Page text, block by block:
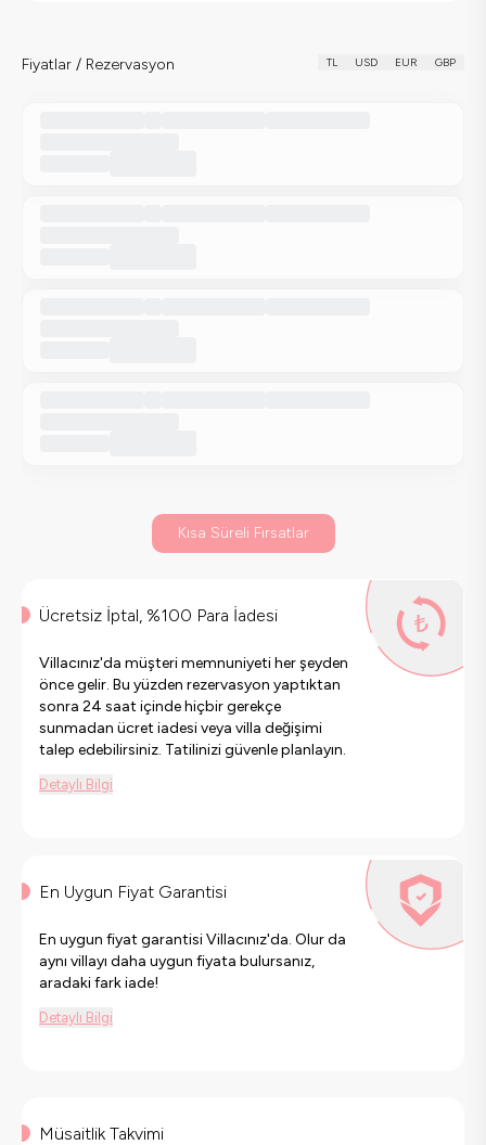
Fiyatlar / Rezervasyon TL USD EUR GBP
Kısa Süreli Fırsatlar
Ücretsiz İptal, %100 Para İadesi
Villacınız'da müşteri memnuniyeti her şeyden
önce gelir. Bu yüzden rezervasyon yaptıktan
sonra 24 saat içinde hiçbir gerekçe
sunmadan ücret iadesi veya villa değişimi
talep edebilirsiniz. Tatilinizi güvenle planlayın.
Detaylı Bilgi
En Uygun Fiyat Garantisi
En uygun fiyat garantisi Villacınız'da. Olur da
aynı villayı daha uygun fiyata bulursanız,
aradaki fark iade!
Detaylı Bilgi
Müsaitlik Takvimi